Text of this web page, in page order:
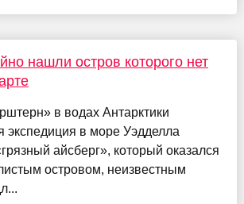
нашли остров которого нет
в водах Антарктики
экспедиция в море Уэдделла
айсберг», который оказался
островом, неизвестным